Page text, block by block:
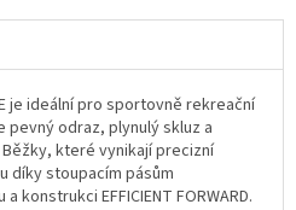
je ideální pro sportovně rekreační
odraz, plynulý skluz a
které vynikají precizní
díky stoupacím pásům
konstrukci EFFICIENT FORWARD.